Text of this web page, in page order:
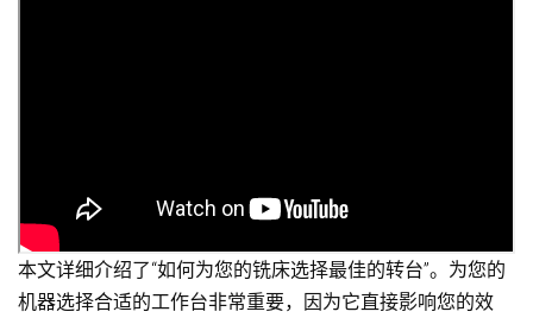
本文详细介绍了“如何为您的铣床选择最佳的转台”。为您的
机器选择合适的工作台非常重要，因为它直接影响您的效